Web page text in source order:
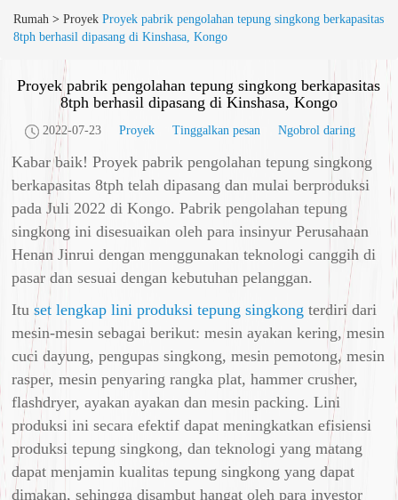
Rumah > Proyek Proyek pabrik pengolahan tepung singkong berkapasitas
8tph berhasil dipasang di Kinshasa, Kongo
Proyek pabrik pengolahan tepung singkong berkapasitas
8tph berhasil dipasang di Kinshasa, Kongo
2022-07-23 Proyek Tinggalkan pesan Ngobrol daring
Kabar baik! Proyek pabrik pengolahan tepung singkong
berkapasitas 8tph telah dipasang dan mulai berproduksi
pada Juli 2022 di Kongo. Pabrik pengolahan tepung
singkong ini disesuaikan oleh para insinyur Perusahaan
Henan Jinrui dengan menggunakan teknologi canggih di
pasar dan sesuai dengan kebutuhan pelanggan.
Ituset lengkap lini produksi tepung singkong terdiri dari
mesin-mesin sebagai berikut: mesin ayakan kering, mesin
cuci dayung, pengupas singkong, mesin pemotong, mesin
rasper, mesin penyaring rangka plat, hammer crusher,
flashdryer, ayakan ayakan dan mesin packing. Lini
produksi ini secara efektif dapat meningkatkan efisiensi
produksi tepung singkong, dan teknologi yang matang
dapat menjamin kualitas tepung singkong yang dapat
dimakan, sehingga disambut hangat oleh para investor